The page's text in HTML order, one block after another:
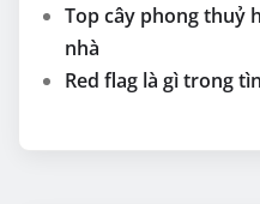
Top cây phong thuỷ
nhà
Red flag là gì trong